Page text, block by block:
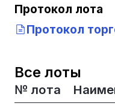
Протокол лота
Протокол
Все лоты
№ лота